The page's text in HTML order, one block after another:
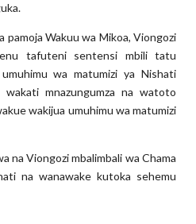
pamoja Wakuu wa Mikoa, Viongozi
tafuteni sentensi mbili tatu
wa matumizi ya Nishati
wakati mnazungumza na watoto
wakijua umuhimu wa matumizi
na Viongozi mbalimbali wa Chama
na wanawake kutoka sehemu